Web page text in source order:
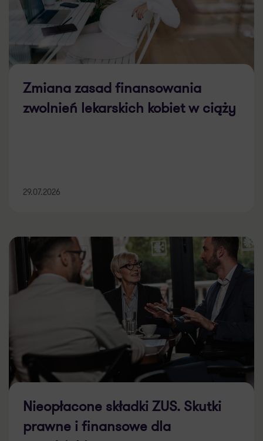
Zmiana zasad finansowania
zwolnień lekarskich kobiet w ciąży
29.07.2026
Nieopłacone składki ZUS. Skutki
prawne i finansowe dla